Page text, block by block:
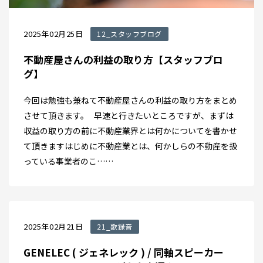
2025年02月25日 12_スタッフブログ
不動産屋さんの利益の取り方【スタッフブロ
グ】
今回は勉強も兼ねて不動産屋さんの利益の取り方をまとめ
させて頂きます。 早速と行きたいところですが、まずは
収益の取り方の前に不動産業界とは何かについてを書かせ
て頂きますはじめに不動産業とは、何かしらの不動産を扱
っている事業者のこ……
2025年02月21日 21_歌録音
GENELEC ( ジェネレック ) / 同軸スピーカー